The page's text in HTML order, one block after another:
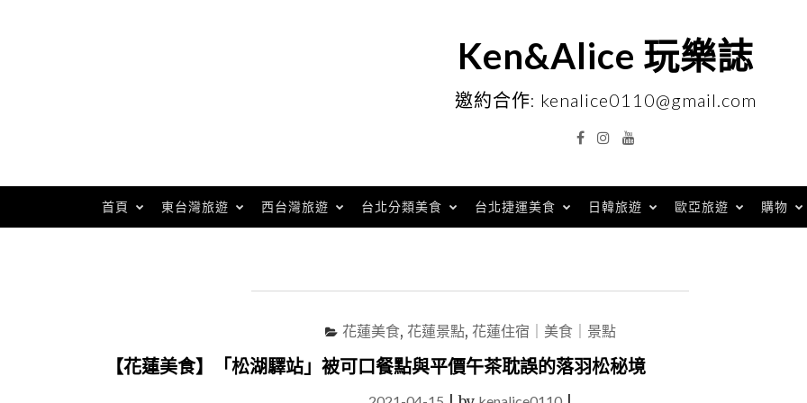
Ken&Alice 玩樂誌
邀約合作: kenalice0110@gmail.com
FacebookInstagramYouTube
首頁 東台灣旅遊 西台灣旅遊 台北分類美食 台北捷運美食 日韓旅遊 歐亞旅遊 購物
花蓮美食, 花蓮景點, 花蓮住宿｜美食｜景點
【花蓮美食】「松湖驛站」被可口餐點與平價午茶耽誤的落羽松秘境